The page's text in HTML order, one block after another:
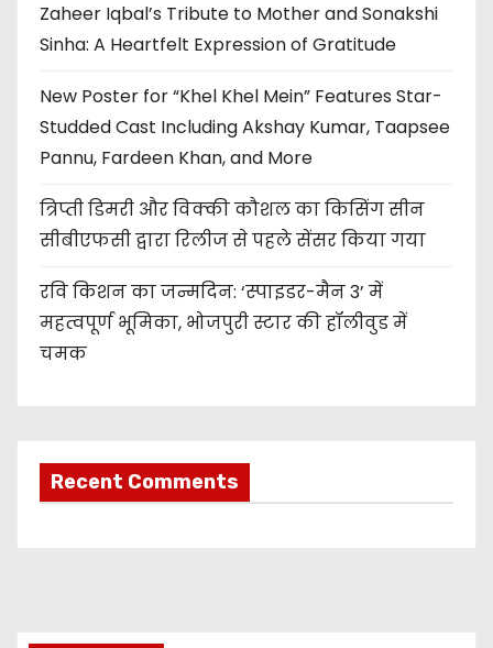
Zaheer Iqbal’s Tribute to Mother and Sonakshi
Sinha: A Heartfelt Expression of Gratitude
New Poster for “Khel Khel Mein” Features Star-
Studded Cast Including Akshay Kumar, Taapsee
Pannu, Fardeen Khan, and More
त्रिप्ती डिमरी और विक्की कौशल का किसिंग सीन
सीबीएफसी द्वारा रिलीज से पहले सेंसर किया गया
रवि किशन का जन्मदिन: ‘स्पाइडर-मैन 3’ में
महत्वपूर्ण भूमिका, भोजपुरी स्टार की हॉलीवुड में
चमक
Recent Comments